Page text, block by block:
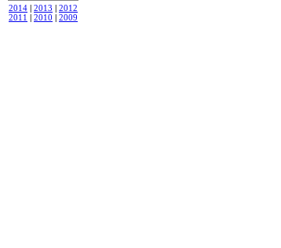
2014 | 2013 | 2012
2011 | 2010 | 2009